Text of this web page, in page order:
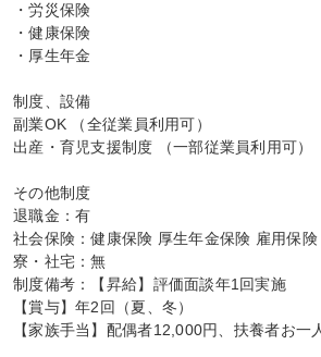
・労災保険
・健康保険
・厚生年金
制度、設備
副業OK （全従業員利用可）
出産・育児支援制度 （一部従業員利用可）
その他制度
退職金：有
社会保険：健康保険 厚生年金保険 雇用保
寮・社宅：無
制度備考：【昇給】評価面談年1回実施
【賞与】年2回（夏、冬）
【家族手当】配偶者12,000円、扶養者お一